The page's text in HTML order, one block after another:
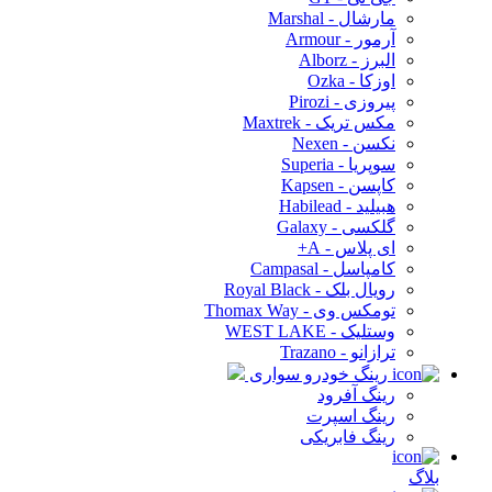
مارشال - Marshal
آرمور - Armour
البرز - Alborz
اوزکا - Ozka
پیروزی - Pirozi
مکس تریک - Maxtrek
نکسن - Nexen
سوپریا - Superia
کاپسن - Kapsen
هبیلید - Habilead
گلکسی - Galaxy
ای پلاس - A+
کامپاسل - Campasal
رویال بلک - Royal Black
تومکس وی - Thomax Way
وستلیک - WEST LAKE
ترازانو - Trazano
رینگ خودرو سواری
رینگ آفرود
رینگ اسپرت
رینگ فابریکی
بلاگ